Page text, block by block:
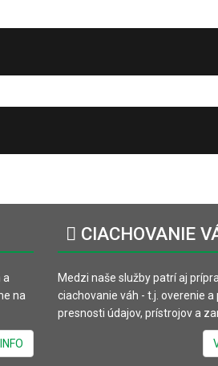
a
na
CIACHOVANIE
Medzi naše služby patrí aj
ciachovanie váh - t.j. overenie a
presnosti údajov, prístrojov a